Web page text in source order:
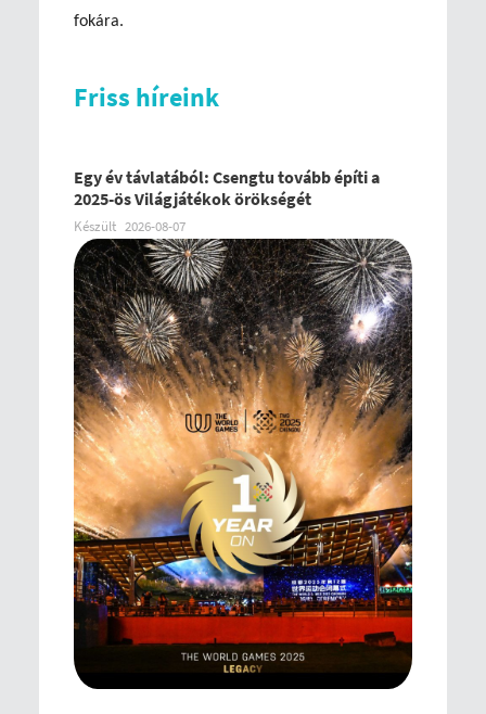
fokára.
Friss híreink
Egy év távlatából: Csengtu tovább építi a
2025-ös Világjátékok örökségét
Készült 2026-08-07